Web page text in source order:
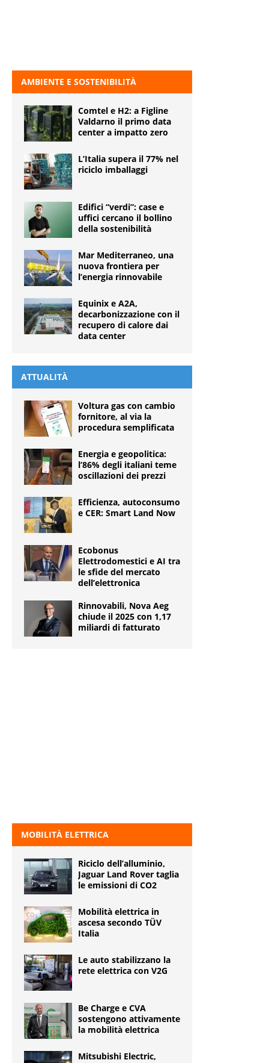
AMBIENTE E SOSTENIBILITÀ
Comtel e H2: a Figline
Valdarno il primo data
center a impatto zero
L’Italia supera il 77% nel
riciclo imballaggi
Edifici “verdi”: case e
uffici cercano il bollino
della sostenibilità
Mar Mediterraneo, una
nuova frontiera per
l’energia rinnovabile
Equinix e A2A,
decarbonizzazione con il
recupero di calore dai
data center
ATTUALITÀ
Voltura gas con cambio
fornitore, al via la
procedura semplificata
Energia e geopolitica:
l’86% degli italiani teme
oscillazioni dei prezzi
Efficienza, autoconsumo
e CER: Smart Land Now
Ecobonus
Elettrodomestici e AI tra
le sfide del mercato
dell’elettronica
Rinnovabili, Nova Aeg
chiude il 2025 con 1,17
miliardi di fatturato
MOBILITÀ ELETTRICA
Riciclo dell’alluminio,
Jaguar Land Rover taglia
le emissioni di CO2
Mobilità elettrica in
ascesa secondo TÜV
Italia
Le auto stabilizzano la
rete elettrica con V2G
Be Charge e CVA
sostengono attivamente
la mobilità elettrica
Mitsubishi Electric,